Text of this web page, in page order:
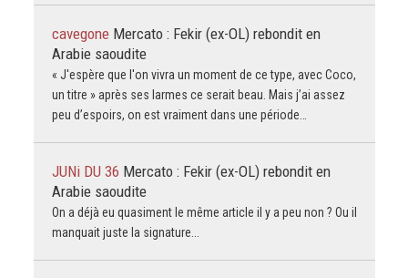
cavegone Mercato : Fekir (ex-OL) rebondit en
Arabie saoudite
« J'espère que l'on vivra un moment de ce type, avec Coco,
un titre » après ses larmes ce serait beau. Mais j’ai assez
peu d’espoirs, on est vraiment dans une période…
JUNi DU 36 Mercato : Fekir (ex-OL) rebondit en
Arabie saoudite
On a déjà eu quasiment le même article il y a peu non ? Ou il
manquait juste la signature...